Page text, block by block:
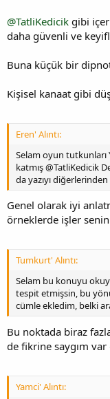
@TatliKedicik gibi
daha güvenli ve
Buna küçük bir
Kişisel kanaat gibi
Eren' Alıntı:
Selam oyun tutkunları
katmış @TatliKedicik
da yazıyı diğerlerinden
Genel olarak iyi
örneklerde işler
Tumkurt' Alıntı:
Selam bu konuyu
tespit etmişsin, bu
cümle ekledim, belki
Bu noktada biraz
de fikrine saygım var
Yamci' Alıntı: